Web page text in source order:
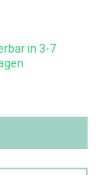
in 3-7